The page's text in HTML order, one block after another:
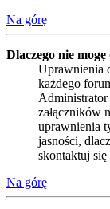
Na górę
Dlaczego nie
Uprawnienia
każdego
Administrator
załączników
uprawnienia
jasności,
skontaktuj
Na górę